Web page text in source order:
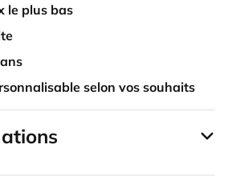
le plus bas
selon vos souhaits